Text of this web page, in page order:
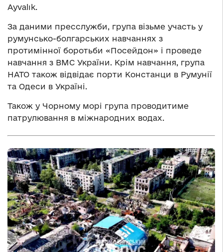
Ayvalık.
За даними пресслужби, група візьме участь у
румунсько-болгарських навчаннях з
протимінної боротьби «Посейдон» і проведе
навчання з ВМС України. Крім навчання, група
НАТО також відвідає порти Констанци в Румунії
та Одеси в Україні.
Також у Чорному морі група проводитиме
патрулювання в міжнародних водах.